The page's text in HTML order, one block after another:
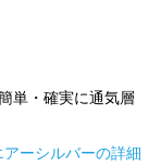
単・確実に通気層
アーシルバーの詳細